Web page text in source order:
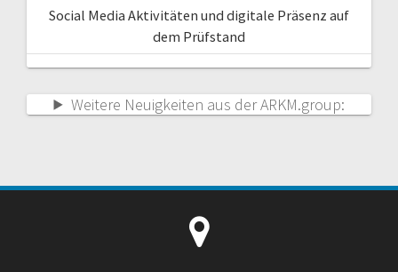
Social Media Aktivitäten und digitale Präsenz auf
dem Prüfstand
Weitere Neuigkeiten aus der ARKM.group: